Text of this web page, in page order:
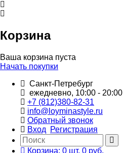
Корзина
Ваша корзина пуста
Начать покупки
Санкт-Петребург
ежедневно, 10:00 - 20:00
+7 (812)380-82-31
info@loyminastyle.ru
Обратный звонок
Вход
Регистрация
Корзина: 0 шт. 0 руб.